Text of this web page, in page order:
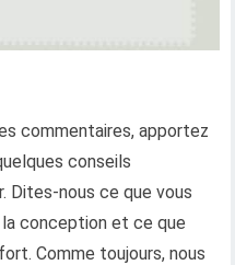
commentaires, apportez
conseils
Dites-nous ce que vous
conception et ce que
Comme toujours, nous